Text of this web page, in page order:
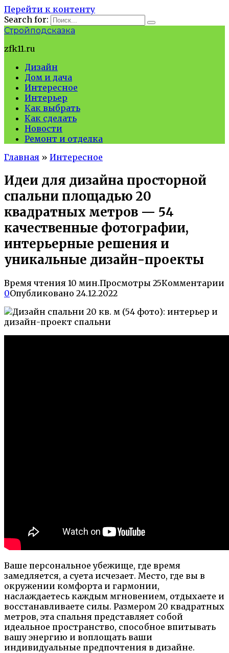
Перейти к контенту
Search for:
Стройподсказка
zfk11.ru
Дизайн
Дом и дача
Интересное
Интерьер
Как выбрать
Как сделать
Новости
Ремонт и отделка
Главная » Интересное
Идеи для дизайна просторной
спальни площадью 20
квадратных метров — 54
качественные фотографии,
интерьерные решения и
уникальные дизайн-проекты
Время чтения 10 мин.Просмотры 25Комментарии
0Опубликовано 24.12.2022
Ваше персональное убежище, где время
замедляется, а суета исчезает. Место, где вы в
окружении комфорта и гармонии,
наслаждаетесь каждым мгновением, отдыхаете и
восстанавливаете силы. Размером 20 квадратных
метров, эта спальня представляет собой
идеальное пространство, способное впитывать
вашу энергию и воплощать ваши
индивидуальные предпочтения в дизайне.